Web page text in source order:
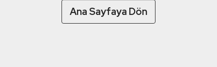
Ana Sayfaya Dön